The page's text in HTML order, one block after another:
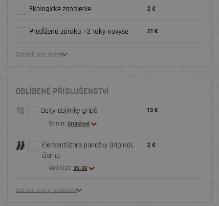
Ekologické zabalenie 2 €
Predĺžená záruka +2 roky navyše 21 €
Zobrazit více služeb
OBLÍBENÉ PŘÍSLUŠENSTVÍ
Deity objímky gripů
Barva: Oranžová
13 €
ElementStore ponožky Original,
čierne
Velikost: 35-38
2 €
Zobrazit více příslušenství